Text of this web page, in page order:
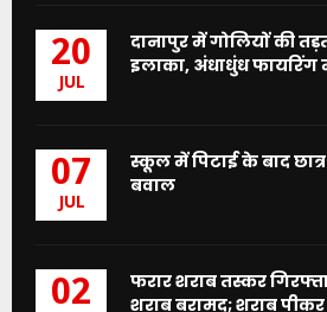
20
JUL
दानापुर में गोलियों की
इलाका, अंधाधुंध फायरिंग
07
JUL
स्कूल में पिटाई के बाद
बवाल
02
फरार शराब तस्कर
शराब बरामद; शराब